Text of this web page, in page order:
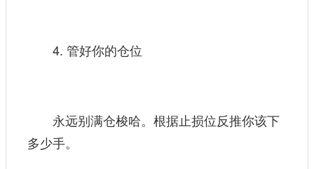
4. 管好你的仓位
永远别满仓梭哈。根据止损位反推你该下
多少手。